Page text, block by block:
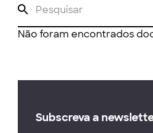
Não foram encontrados
Subscreva a